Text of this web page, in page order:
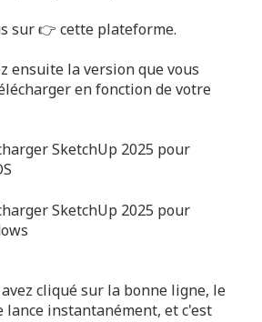
sur 👉 cette plateforme.
ensuite la version que vous
en fonction de votre
SketchUp 2025 pour
SketchUp 2025 pour
cliqué sur la bonne ligne, le
lance instantanément, et c'est